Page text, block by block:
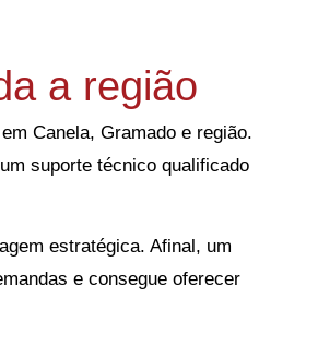
a região
Canela, Gramado e região.
suporte técnico qualificado
estratégica. Afinal, um
e consegue oferecer